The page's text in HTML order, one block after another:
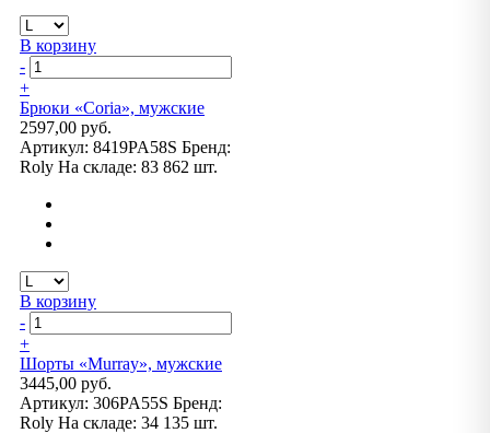
В корзину
-
+
Брюки «Coria», мужские
2597,00 руб.
Артикул: 8419PA58S Бренд:
Roly На складе: 83 862 шт.
В корзину
-
+
Шорты «Murray», мужские
3445,00 руб.
Артикул: 306PA55S Бренд:
Roly На складе: 34 135 шт.